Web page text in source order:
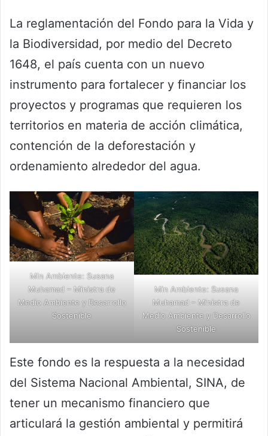
La reglamentación del Fondo para la Vida y
la Biodiversidad, por medio del Decreto
1648, el país cuenta con un nuevo
instrumento para fortalecer y financiar los
proyectos y programas que requieren los
territorios en materia de acción climática,
contención de la deforestación y
ordenamiento alrededor del agua.
Min Ambiente: Susana
Muhamad – Ministra de
Medio Ambiente y Desarrollo
Sostenible
Min Ambiente: Susana
Muhamad – Ministra de
Medio Ambiente y Desarrollo
Sostenible
Este fondo es la respuesta a la necesidad
del Sistema Nacional Ambiental, SINA, de
tener un mecanismo financiero que
articulará la gestión ambiental y permitirá